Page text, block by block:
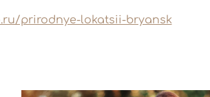
prirodnye-lokatsii-bryansk